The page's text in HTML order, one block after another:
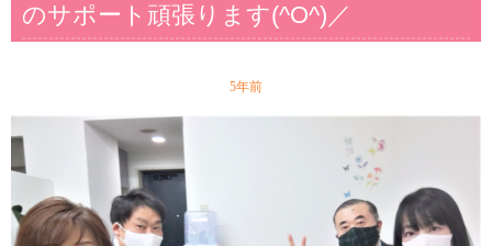
のサポート頑張ります(^O^)／
5年前